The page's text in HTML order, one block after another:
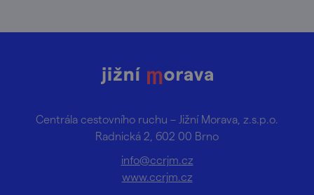
Centrála cestovního ruchu – Jižní Morava, z.s.p.o.
Radnická 2, 602 00 Brno
info@ccrjm.cz
www.ccrjm.cz